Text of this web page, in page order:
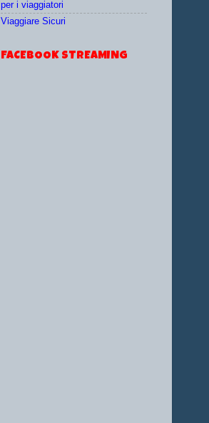
per i viaggiatori
Viaggiare Sicuri
FACEBOOK STREAMING